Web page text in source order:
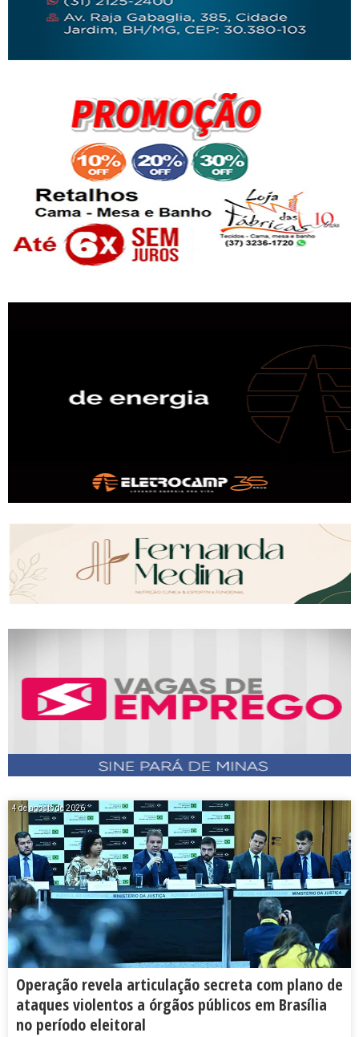
4 de agosto de 2026
Operação revela articulação secreta com plano de
ataques violentos a órgãos públicos em Brasília
no período eleitoral